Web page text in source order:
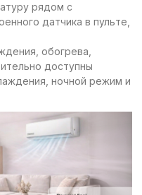
рядом с
датчика в пульте,
обогрева,
доступны
ночной режим и